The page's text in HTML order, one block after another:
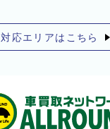
対応エリアはこちら